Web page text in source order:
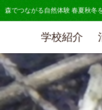
森でつながる自然体験 春夏秋冬
学校紹介